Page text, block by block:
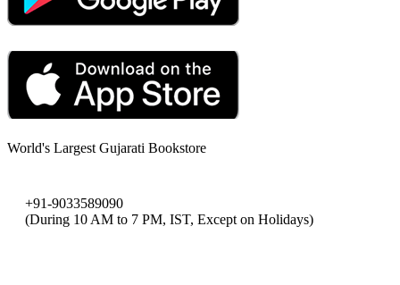
World's Largest Gujarati Bookstore
+91-9033589090
(During 10 AM to 7 PM, IST, Except on Holidays)